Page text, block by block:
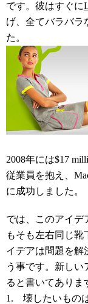
です。彼はすぐに
げ、全てバラバラ
た。
2008年には$17
従業員を抱え、
に成功しました。
では、このアイ
もそも左右同じ
イデアは問題を解
う事です。新し
ると書いてありま
1. 壊したいもの